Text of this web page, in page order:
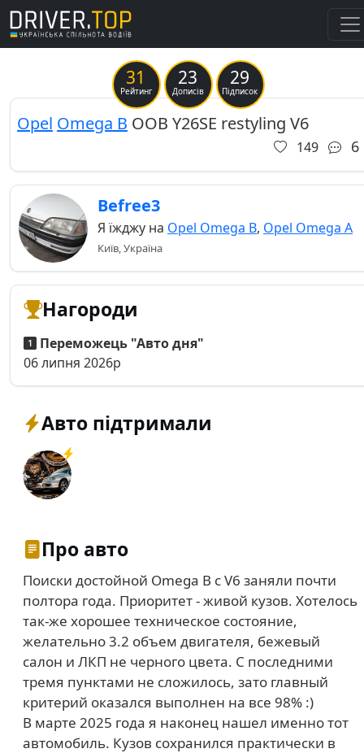
31
Рейтинг
23
Дописів
29
Підписок
Previous
Opel Omega B OOB Y26SE restyling V6
149 6
Befree3
Я їжджу на Opel Omega B, Opel Omega A
Київ, Україна
Нагороди
Переможець "Авто дня"
06 липня 2026р
Авто підтримали
Про авто
Поиски достойной Omega B с V6 заняли почти
полтора года. Приоритет - живой кузов. Хотелось
так-же хорошее техническое состояние,
желательно 3.2 объем двигателя, бежевый
салон и ЛКП не черного цвета. С последними
тремя пунктами не сложилось, зато главный
критерий оказался выполнен на все 98% :)
В марте 2025 года я наконец нашел именно тот
автомобиль. Кузов сохранился практически в